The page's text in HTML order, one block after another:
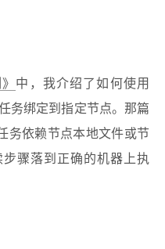
中，我介绍了如何使用
务绑定到指定节点。那篇
务依赖节点本地文件或节
骤落到正确的机器上执